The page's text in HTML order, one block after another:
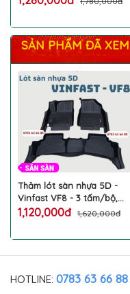
SẢN PHẨM ĐÃ XEM
Thảm lót sàn nhựa 5D -
Vinfast VF8 - 3 tấm/bộ,
chât liệu nhựa dẻo, dễ vệ
1,120,000đ 1,620,000đ
HOTLINE: 0783 63 66 88